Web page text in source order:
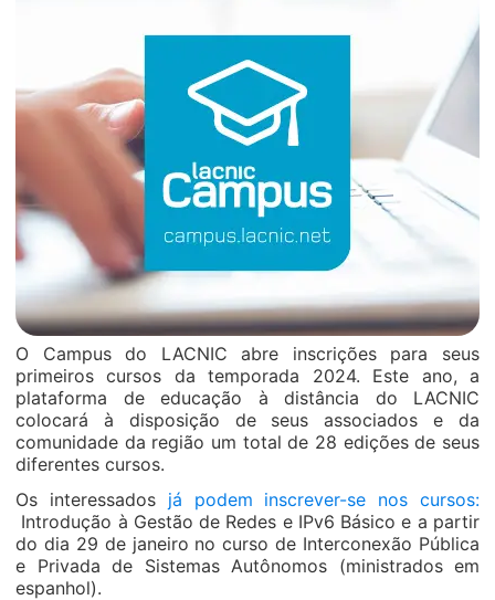
O Campus do LACNIC abre inscrições para seus
primeiros cursos da temporada 2024. Este ano, a
plataforma de educação à distância do LACNIC
colocará à disposição de seus associados e da
comunidade da região um total de 28 edições de seus
diferentes cursos.
Os interessados já podem inscrever-se nos cursos:
Introdução à Gestão de Redes e IPv6 Básico e a partir
do dia 29 de janeiro no curso de Interconexão Pública
e Privada de Sistemas Autônomos (ministrados em
espanhol).